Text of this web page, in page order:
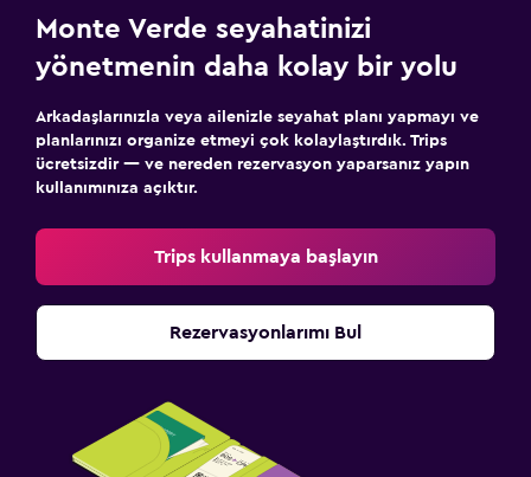
Monte Verde seyahatinizi
yönetmenin daha kolay bir yolu
Arkadaşlarınızla veya ailenizle seyahat planı yapmayı ve
planlarınızı organize etmeyi çok kolaylaştırdık. Trips
ücretsizdir — ve nereden rezervasyon yaparsanız yapın
kullanımınıza açıktır.
Trips kullanmaya başlayın
Rezervasyonlarımı Bul